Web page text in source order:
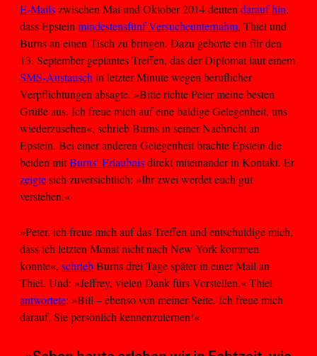
E-Mailszwischen Mai und Oktober 2014 deuten darauf hin,
dass Epstein mindestensfünf Versucheunternahm, Thiel und
Burns an einen Tisch zu bringen. Dazu gehörte ein für den
13. September geplantes Treffen, das der Diplomat laut einem
SMS-Austausch in letzter Minute wegen beruflicher
Verpflichtungen absagte. »Bitte richte Peter meine besten
Grüße aus. Ich freue mich auf eine baldige Gelegenheit, uns
wiederzusehen«, schrieb Burns in seiner Nachricht an
Epstein. Bei einer anderen Gelegenheit brachte Epstein die
beiden mitBurns’ Erlaubnisdirekt miteinander in Kontakt. Er
zeigtesich zuversichtlich: »Ihr zwei werdet euch gut
verstehen.«
»Peter, ich freue mich auf das Treffen und entschuldige mich,
dass ich letzten Monat nicht nach New York kommen
konnte«, schriebBurns drei Tage später in einer Mail an
Thiel. Und: »Jeffrey, vielen Dank fürs Vorstellen.« Thiel
antwortete: »Bill – ebenso von meiner Seite. Ich freue mich
darauf, Sie persönlich kennenzulernen!«